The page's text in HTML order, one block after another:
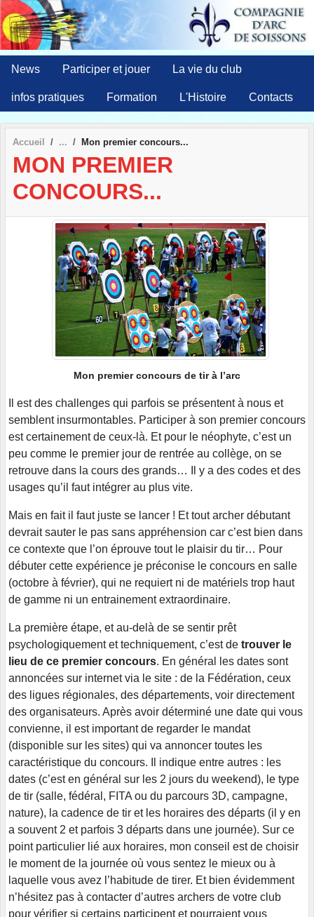
News Participer et jouer La vie du club
infos pratiques Formation L'Histoire Contacts
Accueil Mon premier concours...
MON PREMIER
CONCOURS...
Mon premier concours de tir à l’arc
Il est des challenges qui parfois se présentent à nous et
semblent insurmontables. Participer à son premier concours
est certainement de ceux-là. Et pour le néophyte, c’est un
peu comme le premier jour de rentrée au collège, on se
retrouve dans la cours des grands… Il y a des codes et des
usages qu’il faut intégrer au plus vite.
Mais en fait il faut juste se lancer ! Et tout archer débutant
devrait sauter le pas sans appréhension car c’est bien dans
ce contexte que l’on éprouve tout le plaisir du tir… Pour
débuter cette expérience je préconise le concours en salle
(octobre à février), qui ne requiert ni de matériels trop haut
de gamme ni un entrainement extraordinaire.
La première étape, et au-delà de se sentir prêt
psychologiquement et techniquement, c’est de trouver le
lieu de ce premier concours. En général les dates sont
annoncées sur internet via le site : de la Fédération, ceux
des ligues régionales, des départements, voir directement
des organisateurs. Après avoir déterminé une date qui vous
convienne, il est important de regarder le mandat
(disponible sur les sites) qui va annoncer toutes les
caractéristique du concours. Il indique entre autres : les
dates (c’est en général sur les 2 jours du weekend), le type
de tir (salle, fédéral, FITA ou du parcours 3D, campagne,
nature), la cadence de tir et les horaires des départs (il y en
a souvent 2 et parfois 3 départs dans une journée). Sur ce
point particulier lié aux horaires, mon conseil est de choisir
le moment de la journée où vous sentez le mieux ou à
laquelle vous avez l’habitude de tirer. Et bien évidemment
n’hésitez pas à contacter d’autres archers de votre club
pour vérifier si certains participent et pourraient vous
Panneau de gestion des cookies